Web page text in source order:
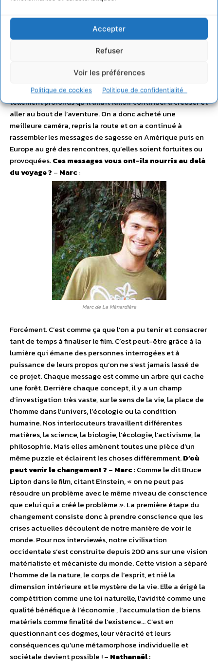
Accepter
Refuser
Voir les préférences
Politique de cookies Politique de confidentialité
de la route et cette conviction qu’ensemble il y avait
quelque chose à faire. En commençant à filmer, je n’aurais
jamais imaginé faire un long métrage pour le cinéma,
comme quoi il ne faut douter de rien. C’est en rentrant
d’Inde et en regardant les rushes, notamment ceux de
Vandana Shiva et de Satish Kumar qu’on s’est rendu
compte que l’on avait mis le doigt sur des messages
tellement profonds qu’il allait falloir continuer à creuser et
aller au bout de l’aventure. On a donc acheté une
meilleure caméra, repris la route et on a continué à
rassembler les messages de sagesse en Amérique puis en
Europe au gré des rencontres, qu’elles soient fortuites ou
provoquées.Ces messages vous ont-ils nourris au delà
du voyage ? – Marc :
Marc de La Ménardière
Forcément. C’est comme ça que l’on a pu tenir et consacrer
tant de temps à finaliser le film. C’est peut-être grâce à la
lumière qui émane des personnes interrogées et à
puissance de leurs propos qu’on ne s’est jamais lassé de
ce projet. Chaque message est comme un arbre qui cache
une forêt. Derrière chaque concept, il y a un champ
d’investigation très vaste, sur le sens de la vie, la place de
l’homme dans l’univers, l’écologie ou la condition
humaine. Nos interlocuteurs travaillent différentes
matières, la science, la biologie, l’écologie, l’activisme, la
philosophie. Mais elles amènent toutes une pièce d’un
même puzzle et éclairent les choses différemment.D’où
peut venir le changement ? – Marc :Comme le dit Bruce
Lipton dans le film, citant Einstein, « on ne peut pas
résoudre un problème avec le même niveau de conscience
que celui qui a créé le problème ». La première étape du
changement consiste donc à prendre conscience que les
crises actuelles découlent de notre manière de voir le
monde. Pour nos interviewés, notre civilisation
occidentale s’est construite depuis 200 ans sur une vision
matérialiste et mécaniste du monde. Cette vision a séparé
l’homme de la nature, le corps de l’esprit, et nié la
dimension intérieure et le mystère de la vie. Elle a érigé la
compétition comme une loi naturelle, l’avidité comme une
qualité bénéfique à l’économie , l’accumulation de biens
matériels comme finalité de l’existence… C’est en
questionnant ces dogmes, leur véracité et leurs
conséquences qu’une métamorphose individuelle et
sociétale devient possible !– Nathanaël: